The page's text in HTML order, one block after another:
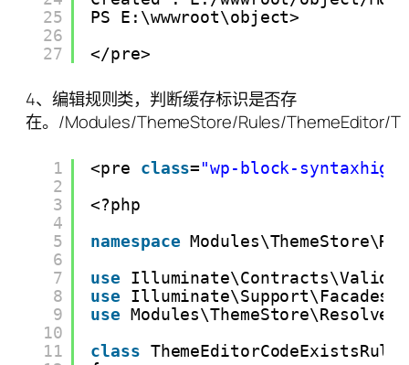
25
26
27
PS E:\wwwroot\object>
</pre>
4、编辑规则类，判断缓存标识是否存
在。/Modules/ThemeStore/Rules/ThemeEditor/
1
2
3
4
5
6
7
8
9
10
11
<pre class="wp-block-
<?php
namespace
use
use
use
class ThemeEditorCodeExistsRule